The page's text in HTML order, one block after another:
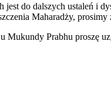
do dalszych ustaleń i
Maharadży,
Prabhu proszę